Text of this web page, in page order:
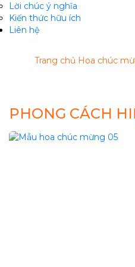
Lời chúc ý nghĩa
Kiến thức hữu ích
Liên hệ
Trang chủ Hoa chúc
PHONG CÁCH